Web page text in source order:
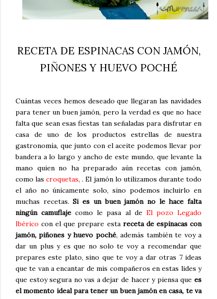
RECETA DE ESPINACAS CON JAMÓN,
PIÑONES Y HUEVO POCHÉ
Cuántas veces hemos deseado que llegaran las navidades
para tener un buen jamón, pero la verdad es que no hace
falta que sean esas fiestas tan señaladas para disfrutar en
casa de uno de los productos estrellas de nuestra
gastronomía, que junto con el aceite podemos llevar por
bandera a lo largo y ancho de este mundo, que levante la
mano quien no ha preparado aún recetas con jamón,
como lascroquetas, . El jamón lo utilizamos durante todo
el año no únicamente solo, sino podemos incluirlo en
muchas recetas.Si es un buen jamón no le hace falta
ningún camuflaje como le pasa al de El pozo Legado
Ibérico con el que prepare esta receta de espinacas con
jamón, piñones y huevo poché, además también te voy a
dar un plus y es que no solo te voy a recomendar que
prepares este plato, sino que te voy a dar otras 7 ideas
que te van a encantar de mis compañeros en estas lides y
que estoy segura no vas a dejar de hacer y piensa que es
el momento ideal para tener un buen jamón en casa, te va